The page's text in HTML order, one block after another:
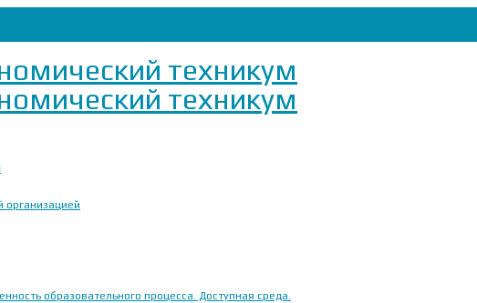
организацией
образовательного процесса. Доступная среда.